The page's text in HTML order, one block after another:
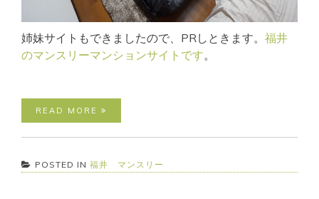
姉妹サイトもできましたので、PRしときます。 福井
のマンスリーマンションサイトです。
READ MORE
POSTED IN 福井 マンスリー